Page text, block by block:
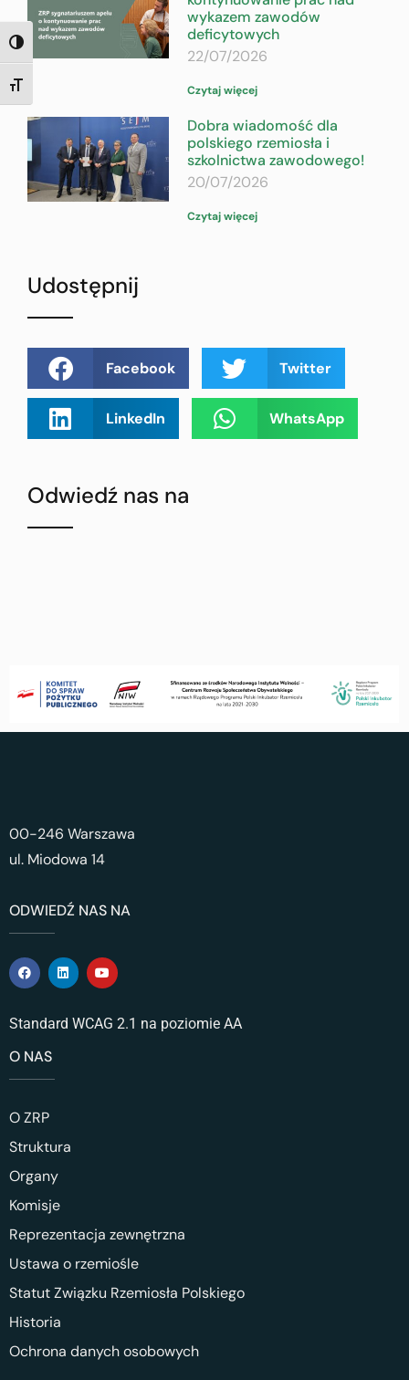
TOGGLE HIGH CONTRAST
TOGGLE FONT SIZE
wykazem zawodów
deficytowych
22/07/2026
Czytaj więcej
Dobra wiadomość dla
polskiego rzemiosła i
szkolnictwa zawodowego!
20/07/2026
Czytaj więcej
Udostępnij
Facebook Twitter
LinkedIn WhatsApp
Odwiedź nas na
00-246 Warszawa
ul. Miodowa 14
ODWIEDŹ NAS NA
Standard WCAG 2.1 na poziomie AA
O NAS
O ZRP
Struktura
Organy
Komisje
Reprezentacja zewnętrzna
Ustawa o rzemiośle
Statut Związku Rzemiosła Polskiego
Historia
Ochrona danych osobowych